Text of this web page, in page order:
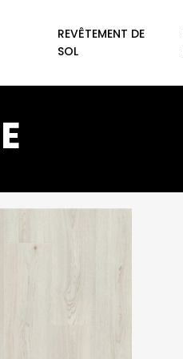
REVÊTEMENT DE
SOL